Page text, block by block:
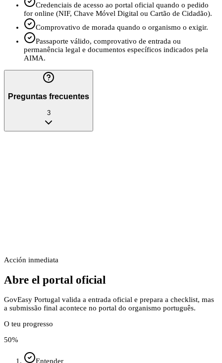
Credenciais de acesso ao portal oficial quando o pedido
for online (NIF, Chave Móvel Digital ou Cartão de Cidadão).
Comprovativo de morada quando o organismo o exigir.
Passaporte válido, comprovativo de entrada ou
permanência legal e documentos específicos indicados pela
AIMA.
Preguntas frecuentes
3
Acción inmediata
Abre el portal oficial
GovEasy Portugal valida a entrada oficial e prepara a checklist, mas
a submissão final acontece no portal do organismo português.
O teu progresso
50%
Entender